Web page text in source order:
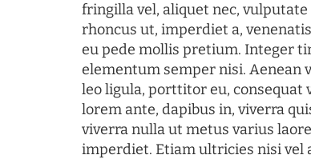
fringilla vel, aliquet nec,
rhoncus ut, imperdiet a,
eu pede mollis pretium. Integer
elementum semper nisi. Aenean
leo ligula, porttitor eu, consequat
lorem ante, dapibus in, viverra
viverra nulla ut metus varius
imperdiet. Etiam ultricies nisi vel